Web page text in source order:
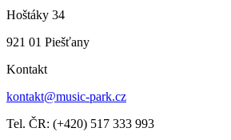
Hoštáky 34
921 01 Piešťany
Kontakt
kontakt@music-park.cz
Tel. ČR: (+420) 517 333 993